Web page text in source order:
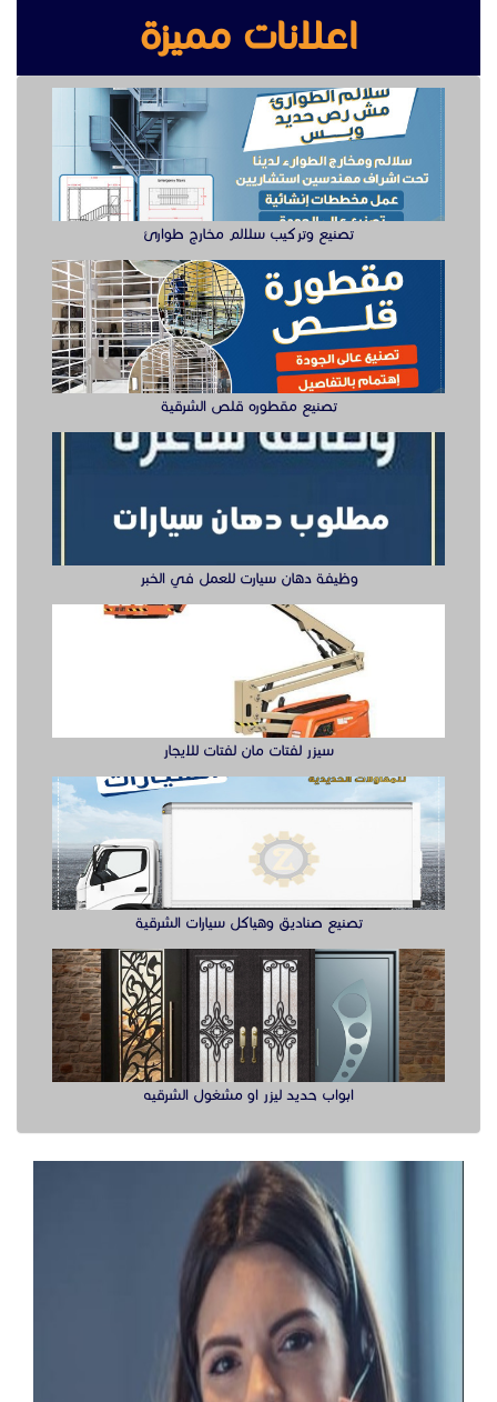
اعلانات مميزة
تصنيع وتركيب سلالم مخارج طوارئ
تصنيع مقطوره قلص الشرقية
وظيفة دهان سيارت للعمل في الخبر
سيزر لفتات مان لفتات للايجار
تصنيع صناديق وهياكل سيارات الشرقية
ابواب حديد ليزر او مشغول الشرقيه